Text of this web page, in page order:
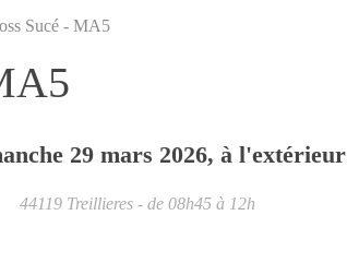
Sucé - MA5
29 mars 2026, à l'extérieur
44119 Treillieres - de 08h45 à 12h